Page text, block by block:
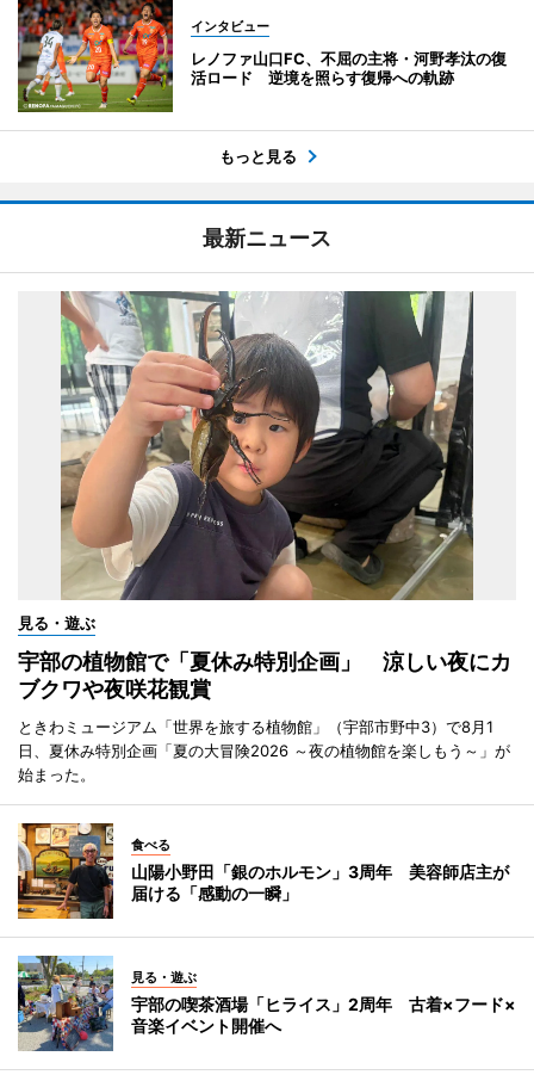
インタビュー
レノファ山口FC、不屈の主将・河野孝汰の復
活ロード 逆境を照らす復帰への軌跡
もっと見る
最新ニュース
見る・遊ぶ
宇部の植物館で「夏休み特別企画」 涼しい夜にカ
ブクワや夜咲花観賞
ときわミュージアム「世界を旅する植物館」（宇部市野中3）で8月1
日、夏休み特別企画「夏の大冒険2026 ～夜の植物館を楽しもう～」が
始まった。
食べる
山陽小野田「銀のホルモン」3周年 美容師店主が
届ける「感動の一瞬」
見る・遊ぶ
宇部の喫茶酒場「ヒライス」2周年 古着×フード×
音楽イベント開催へ